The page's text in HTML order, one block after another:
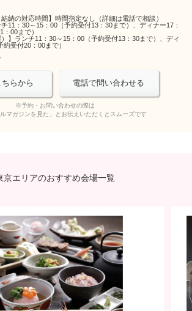
結納の対応時間】時間指定なし（詳細は電話で相談）
11：30～15：00（予約受付13：30まで）、ディナー17：
00まで）
）】ランチ11：30～15：00（予約受付13：30まで）、ディ
受付20：00まで）
らから 電話で問い合わせる
※予約・お問い合わせの際は
ルマガジンを見た」とお伝えいただくとスムーズです
京エリアのおすすめ会場一覧